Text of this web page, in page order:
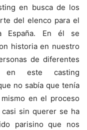
en busca de los
del elenco para el
España. En él se
historia en nuestro
de diferentes
en este casting
no sabía que tenía
en el proceso
sin querer se ha
parisino que nos